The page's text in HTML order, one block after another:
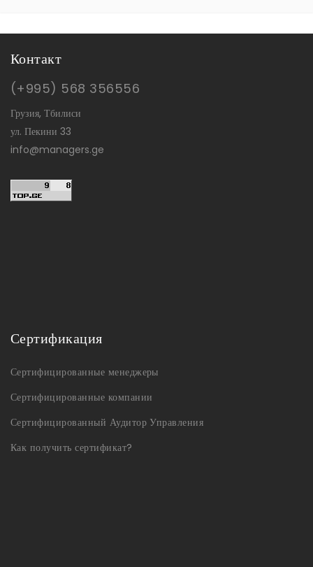
Контакт
(+995) 568 356556
Грузия, Тбилиси
ул. Пекини 33
info@managers.ge
Сертификация
Сертифицированные менеджеры
Сертифицированные компании
Сертифицированный Аудитор Управления
Как получить сертификат?